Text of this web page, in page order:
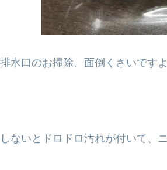
水口のお掃除、面倒くさいですよ
ないとドロドロ汚れが付いて、